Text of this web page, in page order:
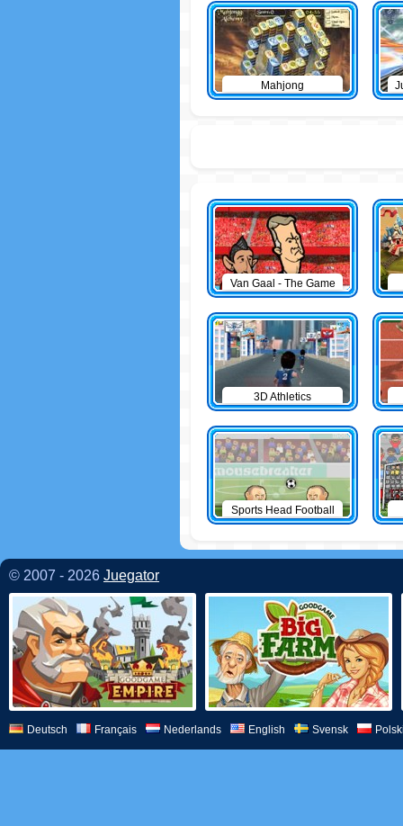
Mahjong
Van Gaal - The Game
3D Athletics
Sports Head Football
© 2007 - 2026 Juegator
Deutsch Français Nederlands English Svensk